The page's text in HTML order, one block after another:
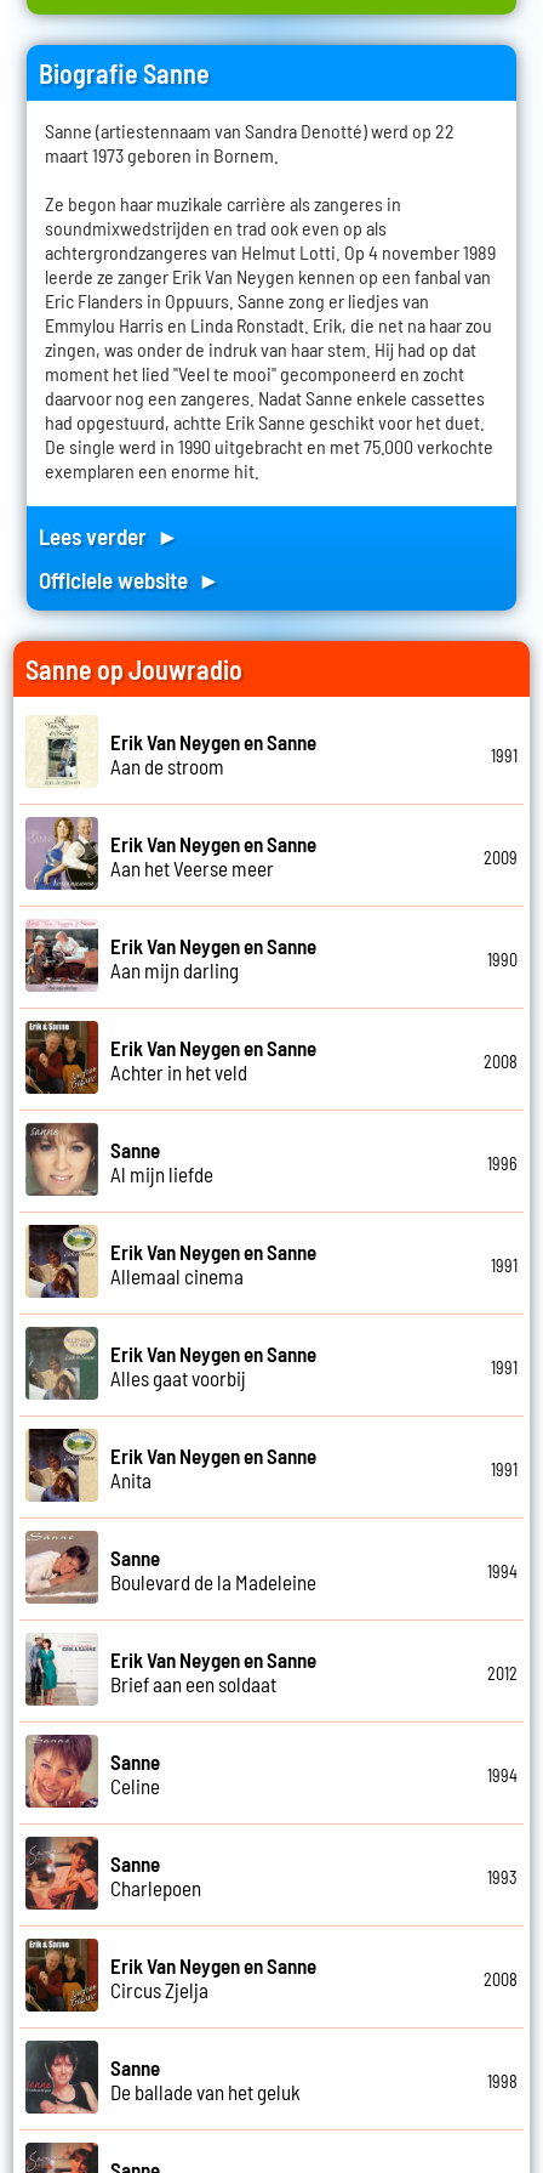
Biografie Sanne
Sanne (artiestennaam van Sandra Denotté) werd op 22
maart 1973 geboren in Bornem.
Ze begon haar muzikale carrière als zangeres in
soundmixwedstrijden en trad ook even op als
achtergrondzangeres van Helmut Lotti. Op 4 november 1989
leerde ze zanger Erik Van Neygen kennen op een fanbal van
Eric Flanders in Oppuurs. Sanne zong er liedjes van
Emmylou Harris en Linda Ronstadt. Erik, die net na haar zou
zingen, was onder de indruk van haar stem. Hij had op dat
moment het lied "Veel te mooi" gecomponeerd en zocht
daarvoor nog een zangeres. Nadat Sanne enkele cassettes
had opgestuurd, achtte Erik Sanne geschikt voor het duet.
De single werd in 1990 uitgebracht en met 75.000 verkochte
exemplaren een enorme hit.
Lees verder ►
Officiele website ►
Sanne op Jouwradio
Erik Van Neygen en Sanne
Aan de stroom
1991
Erik Van Neygen en Sanne
Aan het Veerse meer
2009
Erik Van Neygen en Sanne
Aan mijn darling
1990
Erik Van Neygen en Sanne
Achter in het veld
2008
Sanne
Al mijn liefde
1996
Erik Van Neygen en Sanne
Allemaal cinema
1991
Erik Van Neygen en Sanne
Alles gaat voorbij
1991
Erik Van Neygen en Sanne
Anita
1991
Sanne
Boulevard de la Madeleine
1994
Erik Van Neygen en Sanne
Brief aan een soldaat
2012
Sanne
Celine
1994
Sanne
Charlepoen
1993
Erik Van Neygen en Sanne
Circus Zjelja
2008
Sanne
De ballade van het geluk
1998